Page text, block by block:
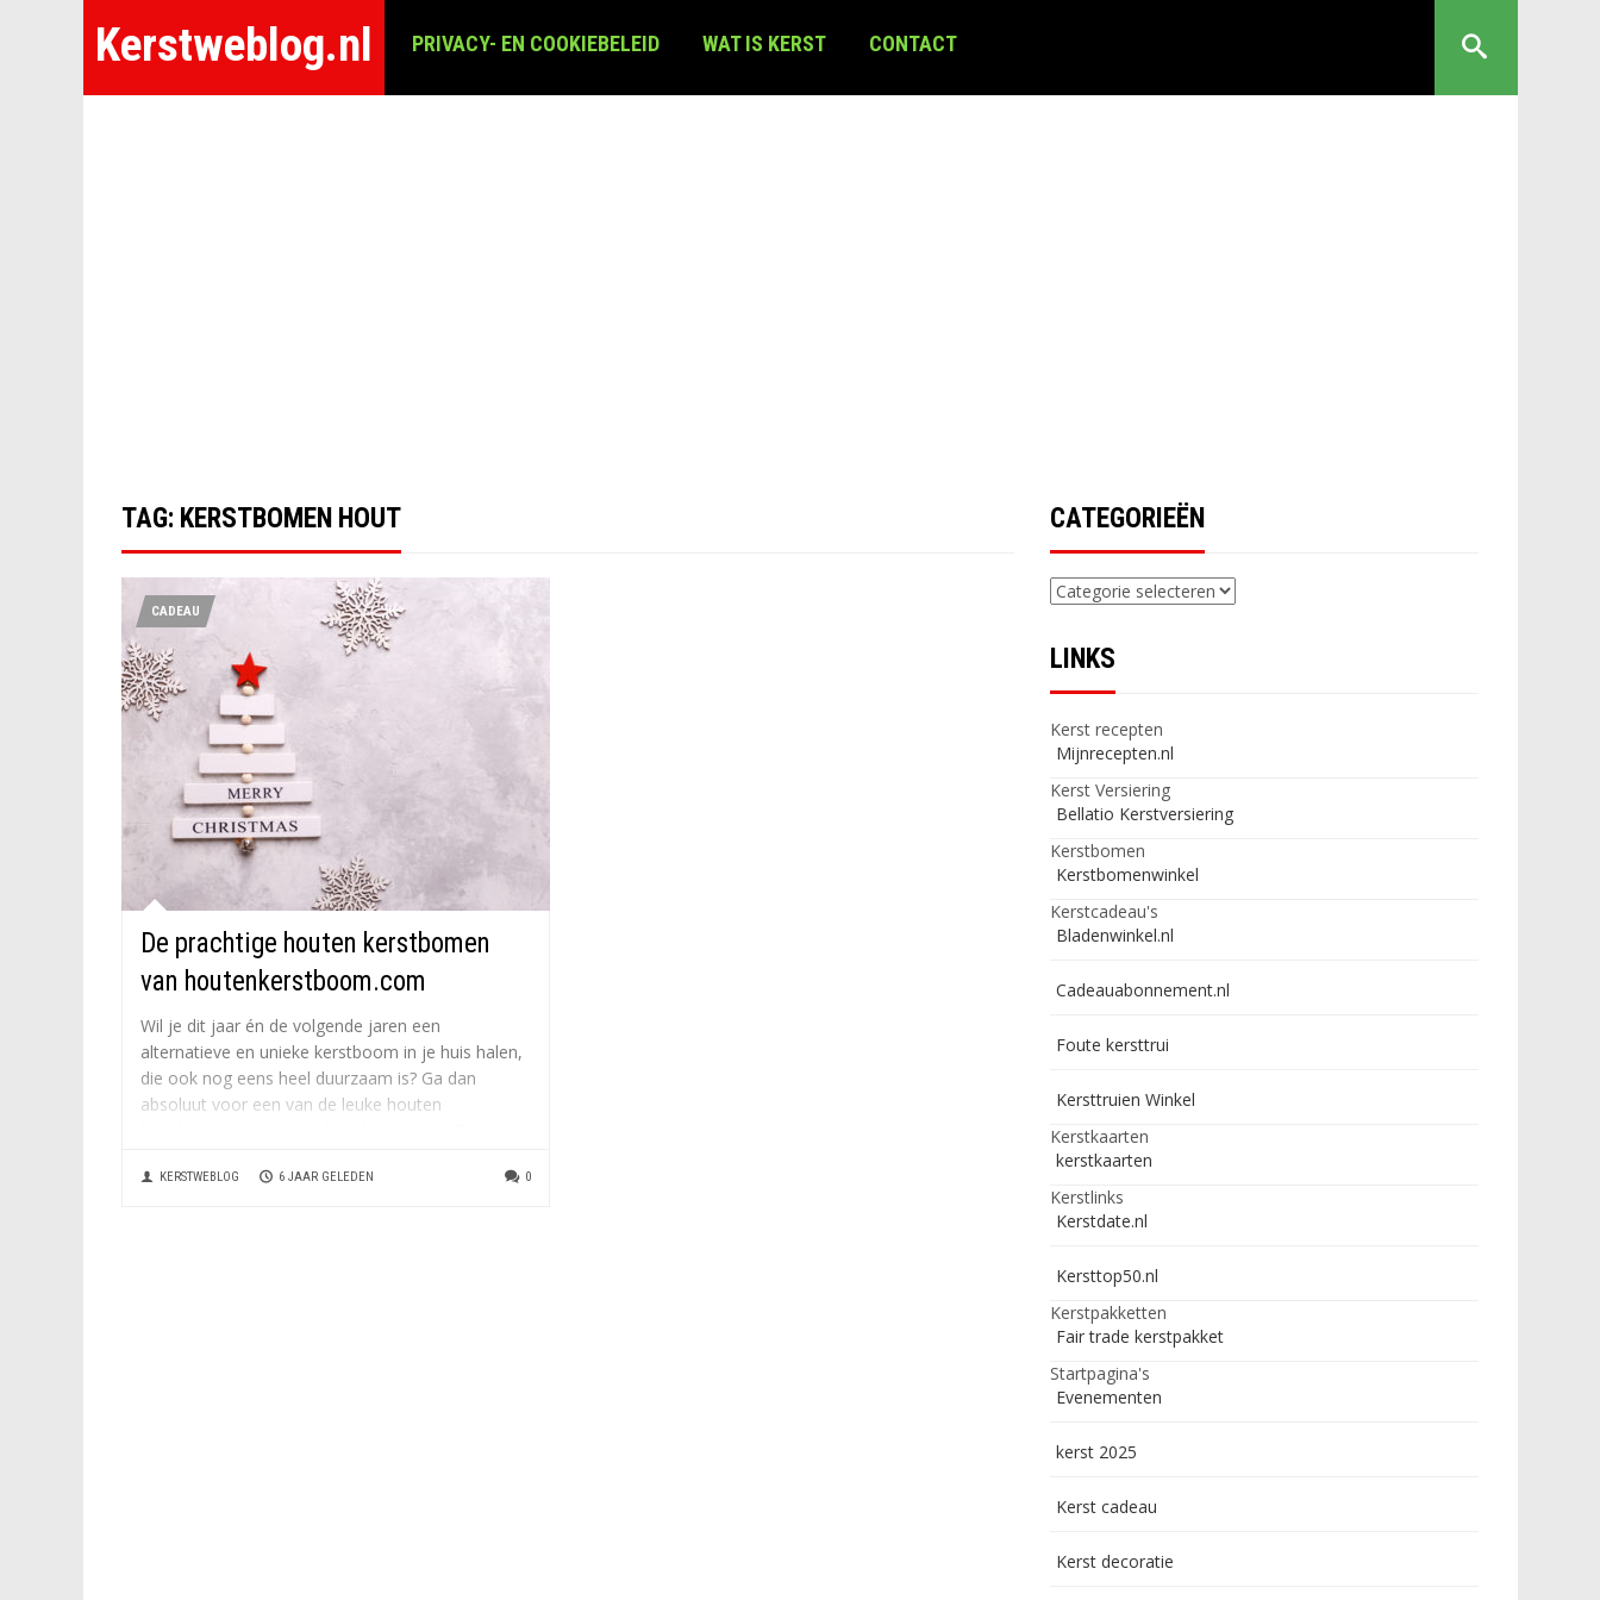
Kerstweblog.nl PRIVACY- EN COOKIEBELEID WAT IS KERST CONTACT
TAG: KERSTBOMEN HOUT
CADEAU
De prachtige houten kerstbomen
van houtenkerstboom.com
Wil je dit jaar én de volgende jaren een
alternatieve en unieke kerstboom in je huis halen,
die ook nog eens heel duurzaam is? Ga dan
absoluut voor een van de leuke houten
voordelen ten opzichte van een...
KERSTWEBLOG 6 JAAR GELEDEN 0
CATEGORIEËN
Categorieën
LINKS
Kerst recepten
Mijnrecepten.nl
Kerst Versiering
Bellatio Kerstversiering
Kerstbomen
Kerstbomenwinkel
Kerstcadeau's
Bladenwinkel.nl
Cadeauabonnement.nl
Foute kersttrui
Kersttruien Winkel
Kerstkaarten
kerstkaarten
Kerstlinks
Kerstdate.nl
Kersttop50.nl
Kerstpakketten
Fair trade kerstpakket
Startpagina's
Evenementen
kerst 2025
Kerst cadeau
Kerst decoratie